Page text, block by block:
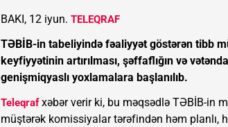
BAKI, 12 iyun. TELEQRAF
TƏBİB-in tabeliyində fəaliyyət göstərən tibb
keyfiyyətinin artırılması, şəffaflığın və
genişmiqyaslı yoxlamalara başlanılıb.
Teleqrafxəbər verir ki, bu məqsədlə TƏBİB-in
müştərək komissiyalar tərəfindən həm planlı,